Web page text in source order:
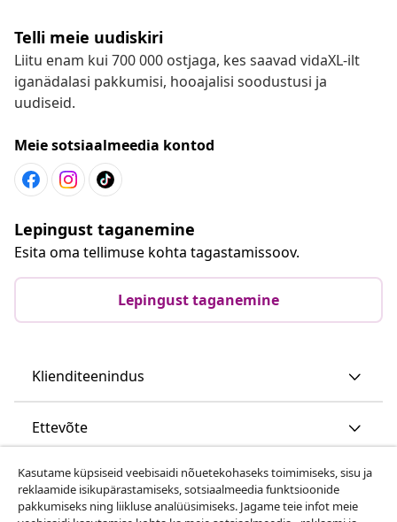
Telli meie uudiskiri
Liitu enam kui 700 000 ostjaga, kes saavad vidaXL-ilt
iganädalasi pakkumisi, hooajalisi soodustusi ja
uudiseid.
Meie sotsiaalmeedia kontod
Lepingust taganemine
Esita oma tellimuse kohta tagastamissoov.
Lepingust taganemine
Klienditeenindus
Ettevõte
vidaXL
Kasutame küpsiseid veebisaidi nõuetekohaseks toimimiseks, sisu ja
reklaamide isikupärastamiseks, sotsiaalmeedia funktsioonide
pakkumiseks ning liikluse analüüsimiseks. Jagame teie infot meie